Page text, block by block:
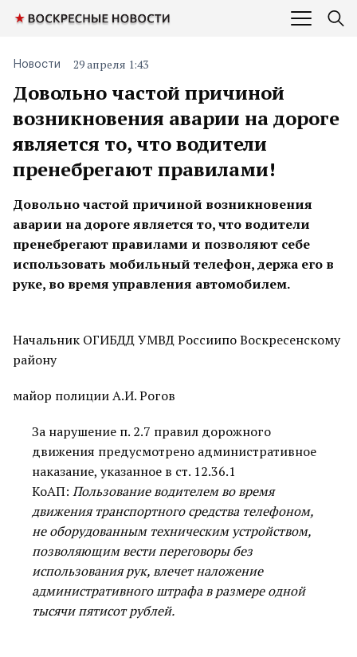
Довольно частой причиной
возникновения аварии на дороге
является то, что водители
пренебрегают правилами!
Новости 29 апреля 1:43
Довольно частой причиной возникновения
аварии на дороге является то, что водители
пренебрегают правилами и позволяют себе
использовать мобильный телефон, держа его в
руке, во время управления автомобилем.
Начальник ОГИБДД УМВД Россиипо Воскресенскому
району
майор полиции А.И. Рогов
За нарушение п. 2.7 правил дорожного
движения предусмотрено административное
наказание, указанное в ст. 12.36.1
КоАП: Пользование водителем во время
движения транспортного средства телефоном,
не оборудованным техническим устройством,
позволяющим вести переговоры без
использования рук, влечет наложение
административного штрафа в размере одной
тысячи пятисот рублей.